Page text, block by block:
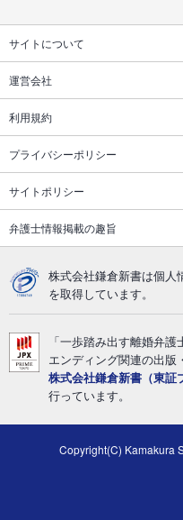
サイトについて
運営会社
利用規約
プライバシーポリシー
サイトポリシー
弁護士情報掲載の趣旨
株式会社鎌倉新書は個人
を取得しています。
「一歩踏み出す離婚弁
エンディング関連の出版
株式会社鎌倉新書（東証
行っています。
Copyright(C) Kamakura